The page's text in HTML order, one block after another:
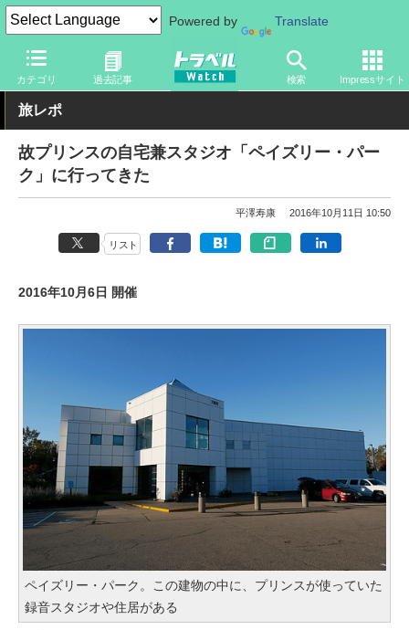
Powered by Translate
カテゴリ 過去記事 検索 Impressサイト
トラベル Watch 地域 海外旅行 北米
旅レポ
故プリンスの自宅兼スタジオ「ペイズリー・パー
ク」に行ってきた
平澤寿康 2016年10月11日 10:50
リスト
2016年10月6日 開催
ペイズリー・パーク。この建物の中に、プリンスが使っていた
録音スタジオや住居がある